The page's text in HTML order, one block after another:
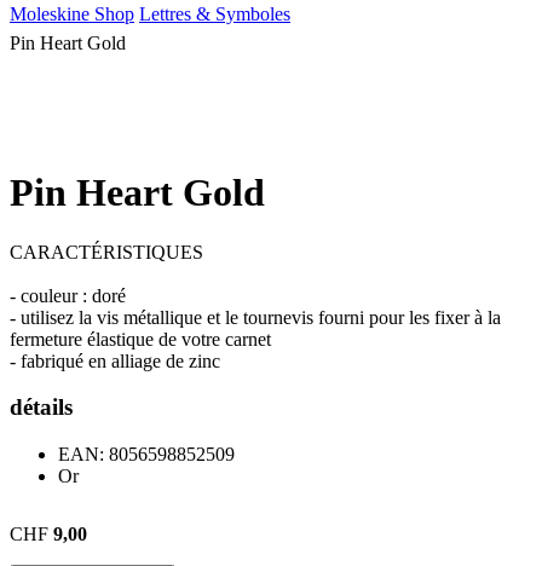
Moleskine Shop Lettres & Symboles
Pin Heart Gold
Pin Heart Gold
CARACTÉRISTIQUES
- couleur : doré
- utilisez la vis métallique et le tournevis fourni pour les fixer à la
fermeture élastique de votre carnet
- fabriqué en alliage de zinc
détails
EAN: 8056598852509
Or
CHF 9,00